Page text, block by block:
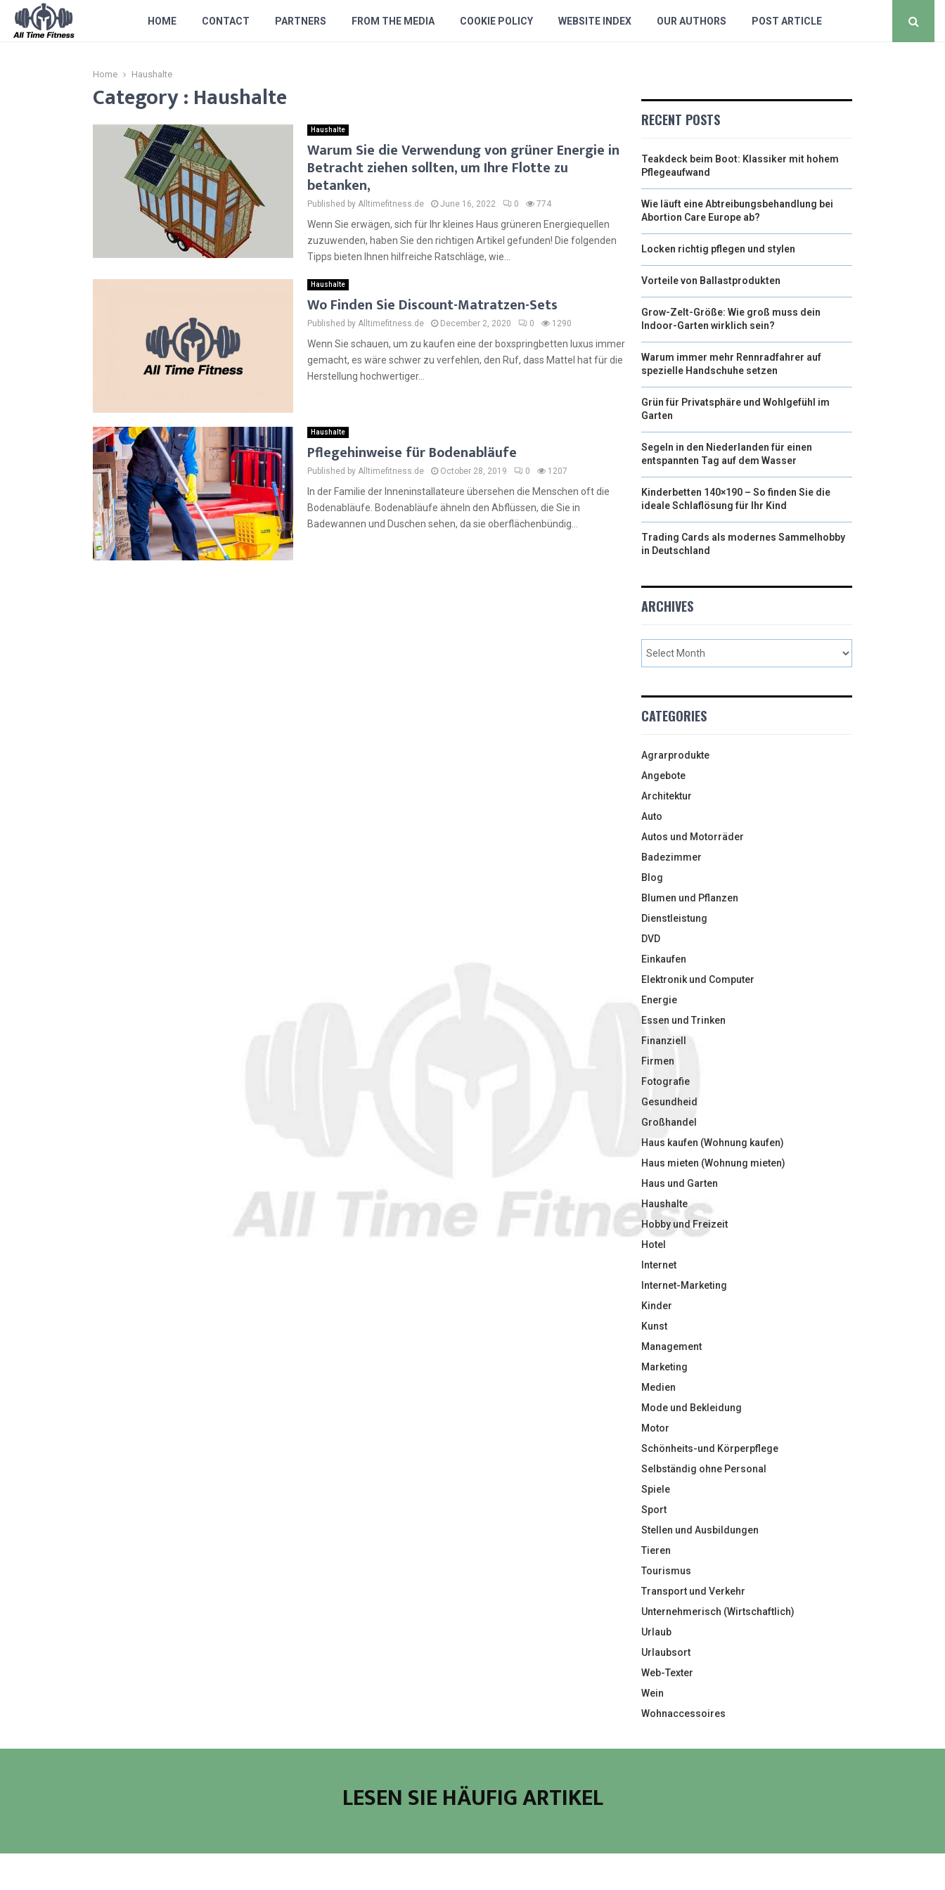
HOME CONTACT PARTNERS FROM THE MEDIA COOKIE POLICY WEBSITE INDEX OUR AUTHORS POST ARTICLE
Home Haushalte
Category : Haushalte
Haushalte
Warum Sie die Verwendung von grüner Energie in
Betracht ziehen sollten, um Ihre Flotte zu
betanken,
Published by Alltimefitness.de June 16, 2022 0 774
Wenn Sie erwägen, sich für Ihr kleines Haus grüneren Energiequellen
zuzuwenden, haben Sie den richtigen Artikel gefunden! Die folgenden
Tipps bieten Ihnen hilfreiche Ratschläge, wie...
Haushalte
Wo Finden Sie Discount-Matratzen-Sets
Published by Alltimefitness.de December 2, 2020 0 1290
Wenn Sie schauen, um zu kaufen eine der boxspringbetten luxus immer
gemacht, es wäre schwer zu verfehlen, den Ruf, dass Mattel hat für die
Herstellung hochwertiger...
Haushalte
Pflegehinweise für Bodenabläufe
Published by Alltimefitness.de October 28, 2019 0 1207
In der Familie der Inneninstallateure übersehen die Menschen oft die
Bodenabläufe. Bodenabläufe ähneln den Abflüssen, die Sie in
Badewannen und Duschen sehen, da sie oberflächenbündig...
RECENT POSTS
Teakdeck beim Boot: Klassiker mit hohem
Pflegeaufwand
Wie läuft eine Abtreibungsbehandlung bei
Abortion Care Europe ab?
Locken richtig pflegen und stylen
Vorteile von Ballastprodukten
Grow-Zelt-Größe: Wie groß muss dein
Indoor-Garten wirklich sein?
Warum immer mehr Rennradfahrer auf
spezielle Handschuhe setzen
Grün für Privatsphäre und Wohlgefühl im
Garten
Segeln in den Niederlanden für einen
entspannten Tag auf dem Wasser
Kinderbetten 140×190 – So finden Sie die
ideale Schlaflösung für Ihr Kind
Trading Cards als modernes Sammelhobby
in Deutschland
ARCHIVES
CATEGORIES
Agrarprodukte
Angebote
Architektur
Auto
Autos und Motorräder
Badezimmer
Blog
Blumen und Pflanzen
Dienstleistung
DVD
Einkaufen
Elektronik und Computer
Energie
Essen und Trinken
Finanziell
Firmen
Fotografie
Gesundheid
Großhandel
Haus kaufen (Wohnung kaufen)
Haus mieten (Wohnung mieten)
Haus und Garten
Haushalte
Hobby und Freizeit
Hotel
Internet
Internet-Marketing
Kinder
Kunst
Management
Marketing
Medien
Mode und Bekleidung
Motor
Schönheits-und Körperpflege
Selbständig ohne Personal
Spiele
Sport
Stellen und Ausbildungen
Tieren
Tourismus
Transport und Verkehr
Unternehmerisch (Wirtschaftlich)
Urlaub
Urlaubsort
Web-Texter
Wein
Wohnaccessoires
LESEN SIE HÄUFIG ARTIKEL